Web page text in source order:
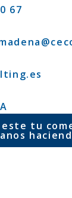
67
este tu